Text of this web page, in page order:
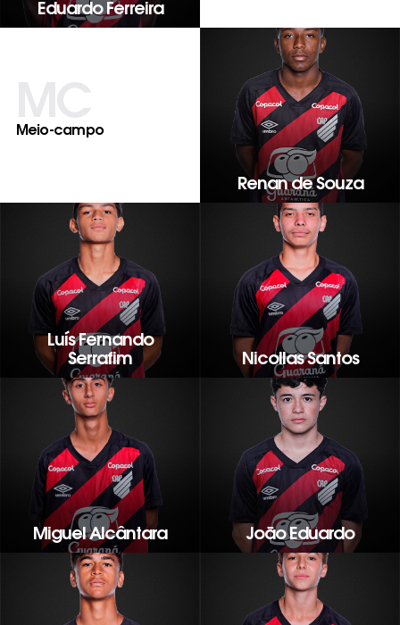
Eduardo Ferreira
Meio-campo
Renan de Souza
Luís Fernando
Serrafim
Nicollas Santos
Miguel Alcântara João Eduardo